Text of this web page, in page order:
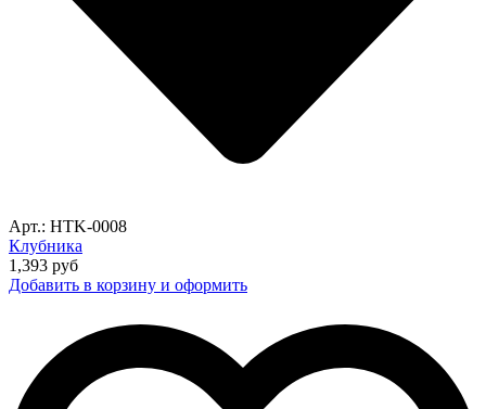
Арт.: HTK-0008
Клубника
1,393 руб
Добавить в корзину и оформить